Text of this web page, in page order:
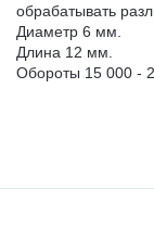
обрабатывать
Диаметр 6 мм.
Длина 12 мм.
Обороты 15 000 -